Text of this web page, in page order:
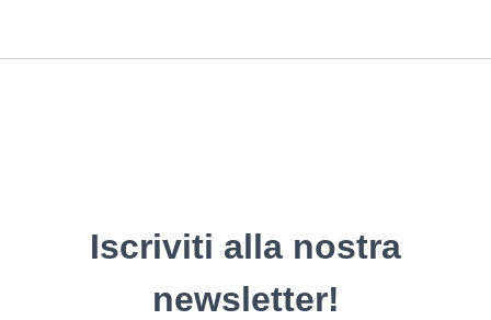
Iscriviti alla nostra
newsletter!